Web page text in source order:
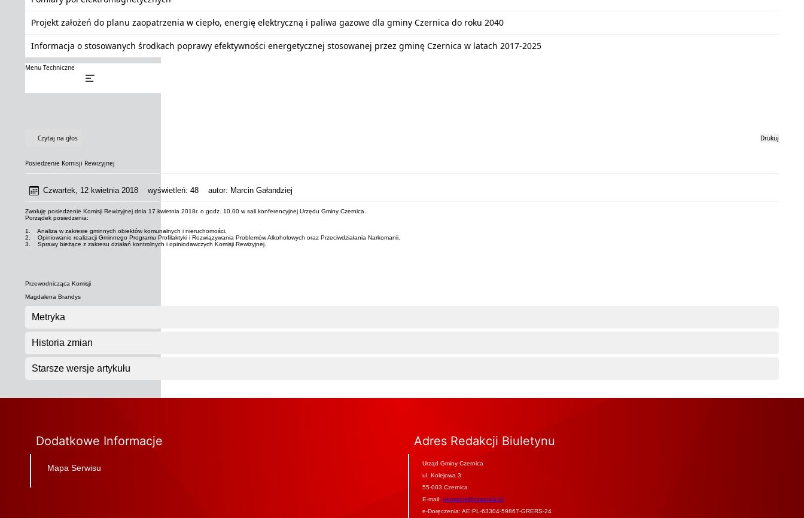
Projekt założeń do planu zaopatrzenia w ciepło, energię elektryczną i paliwa gazowe dla gminy Czernica do roku 2040
Informacja o stosowanych środkach poprawy efektywności energetycznej stosowanej przez gminę Czernica w latach 2017-2025
Menu Techniczne
Czytaj na głos Drukuj
Posiedzenie Komisji Rewizyjnej
Czwartek, 12 kwietnia 2018 wyświetleń: 48 autor: Marcin Gałandziej
Zwołuję posiedzenie Komisji Rewizyjnej dnia 17 kwietnia 2018r. o godz. 10.00 w sali konferencyjnej Urzędu Gminy Czernica.
Porządek posiedzenia:
1. Analiza w zakresie gminnych obiektów komunalnych i nieruchomości.
2. Opiniowanie realizacji Gminnego Programu Profilaktyki i Rozwiązywania Problemów Alkoholowych oraz Przeciwdziałania Narkomanii.
3. Sprawy bieżące z zakresu działań kontrolnych i opiniodawczych Komisji Rewizyjnej.
Przewodnicząca Komisji
Magdalena Brandys
Metryka
Historia zmian
Starsze wersje artykułu
Dodatkowe Informacje
Mapa Serwisu
Adres Redakcji Biuletynu
Urząd Gminy Czernica
ul. Kolejowa 3
55-003 Czernica
E-mail: promocja@czernica.pl
e-Doręczenia: AE:PL-63304-59867-GRERS-24